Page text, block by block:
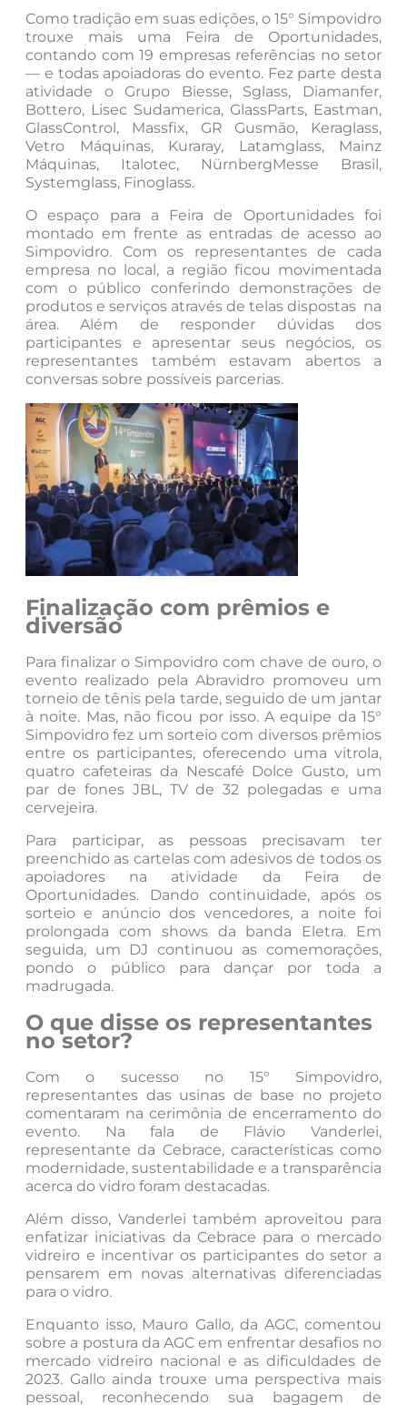
Como tradição em suas edições, o 15° Simpovidro
trouxe mais uma Feira de Oportunidades,
contando com 19 empresas referências no setor
— e todas apoiadoras do evento. Fez parte desta
atividade o Grupo Biesse, Sglass, Diamanfer,
Bottero, Lisec Sudamerica, GlassParts, Eastman,
GlassControl, Massfix, GR Gusmão, Keraglass,
Vetro Máquinas, Kuraray, Latamglass, Mainz
Máquinas, Italotec, NürnbergMesse Brasil,
Systemglass, Finoglass.
O espaço para a Feira de Oportunidades foi
montado em frente as entradas de acesso ao
Simpovidro. Com os representantes de cada
empresa no local, a região ficou movimentada
com o público conferindo demonstrações de
produtos e serviços através de telas dispostas na
área. Além de responder dúvidas dos
participantes e apresentar seus negócios, os
representantes também estavam abertos a
conversas sobre possíveis parcerias.
Finalização com prêmios e
diversão
Para finalizar o Simpovidro com chave de ouro, o
evento realizado pela Abravidro promoveu um
torneio de tênis pela tarde, seguido de um jantar
à noite. Mas, não ficou por isso. A equipe da 15°
Simpovidro fez um sorteio com diversos prêmios
entre os participantes, oferecendo uma vitrola,
quatro cafeteiras da Nescafé Dolce Gusto, um
par de fones JBL, TV de 32 polegadas e uma
cervejeira.
Para participar, as pessoas precisavam ter
preenchido as cartelas com adesivos de todos os
apoiadores na atividade da Feira de
Oportunidades. Dando continuidade, após os
sorteio e anúncio dos vencedores, a noite foi
prolongada com shows da banda Eletra. Em
seguida, um DJ continuou as comemorações,
pondo o público para dançar por toda a
madrugada.
O que disse os representantes
no setor?
Com o sucesso no 15° Simpovidro,
representantes das usinas de base no projeto
comentaram na cerimônia de encerramento do
evento. Na fala de Flávio Vanderlei,
representante da Cebrace, características como
modernidade, sustentabilidade e a transparência
acerca do vidro foram destacadas.
Além disso, Vanderlei também aproveitou para
enfatizar iniciativas da Cebrace para o mercado
vidreiro e incentivar os participantes do setor a
pensarem em novas alternativas diferenciadas
para o vidro.
Enquanto isso, Mauro Gallo, da AGC, comentou
sobre a postura da AGC em enfrentar desafios no
mercado vidreiro nacional e as dificuldades de
2023. Gallo ainda trouxe uma perspectiva mais
pessoal, reconhecendo sua bagagem de